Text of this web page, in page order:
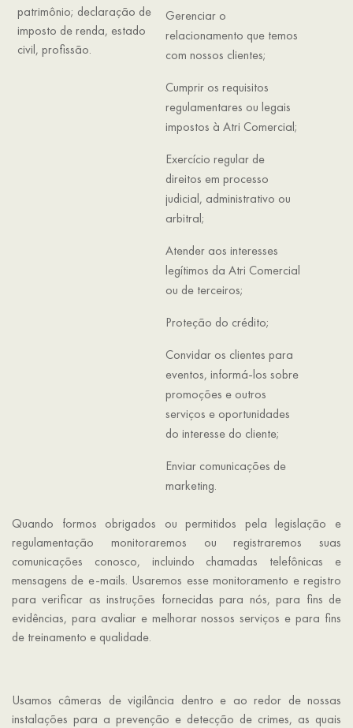
patrimônio; declaração de
imposto de renda, estado
civil, profissão.
Gerenciar o
relacionamento que temos
com nossos clientes;
Cumprir os requisitos
regulamentares ou legais
impostos à Atri Comercial;
Exercício regular de
direitos em processo
judicial, administrativo ou
arbitral;
Atender aos interesses
legítimos da Atri Comercial
ou de terceiros;
Proteção do crédito;
Convidar os clientes para
eventos, informá-los sobre
promoções e outros
serviços e oportunidades
do interesse do cliente;
Enviar comunicações de
marketing.
Quando formos obrigados ou permitidos pela legislação e
regulamentação monitoraremos ou registraremos suas
comunicações conosco, incluindo chamadas telefônicas e
mensagens de e-mails. Usaremos esse monitoramento e registro
para verificar as instruções fornecidas para nós, para fins de
evidências, para avaliar e melhorar nossos serviços e para fins
de treinamento e qualidade.
Usamos câmeras de vigilância dentro e ao redor de nossas
instalações para a prevenção e detecção de crimes, as quais